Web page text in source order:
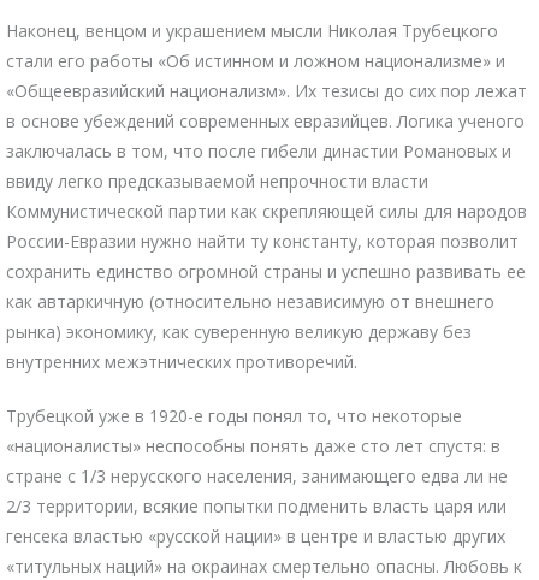
Наконец, венцом и украшением мысли Николая Трубецкого
стали его работы «Об истинном и ложном национализме» и
«Общеевразийский национализм». Их тезисы до сих пор лежат
в основе убеждений современных евразийцев. Логика ученого
заключалась в том, что после гибели династии Романовых и
ввиду легко предсказываемой непрочности власти
Коммунистической партии как скрепляющей силы для народов
России-Евразии нужно найти ту константу, которая позволит
сохранить единство огромной страны и успешно развивать ее
как автаркичную (относительно независимую от внешнего
рынка) экономику, как суверенную великую державу без
внутренних межэтнических противоречий.
Трубецкой уже в 1920-е годы понял то, что некоторые
«националисты» неспособны понять даже сто лет спустя: в
стране с 1/3 нерусского населения, занимающего едва ли не
2/3 территории, всякие попытки подменить власть царя или
генсека властью «русской нации» в центре и властью других
«титульных наций» на окраинах смертельно опасны. Любовь к